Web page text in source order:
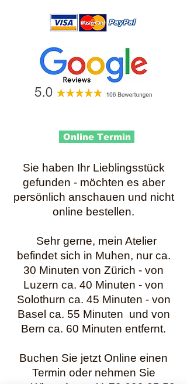
Online Termin
Sie haben Ihr Lieblingsstück
gefunden - möchten es aber
persönlich anschauen und nicht
online bestellen.
Sehr gerne, mein Atelier
befindet sich in Muhen, nur ca.
30 Minuten von Zürich - von
Luzern ca. 40 Minuten - von
Solothurn ca. 45 Minuten - von
Basel ca. 55 Minuten und von
Bern ca. 60 Minuten entfernt.
Buchen Sie jetzt Online einen
Termin oder nehmen Sie